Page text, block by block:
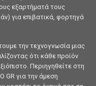
ΟΧΗΜΑΤΩΝ
Μίζα 12V 1.0KW 9Δ